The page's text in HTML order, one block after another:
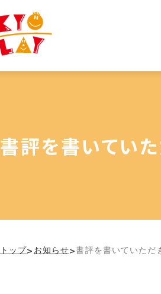
書評を書いていた
トップ>お知らせ>書評を書いていただ